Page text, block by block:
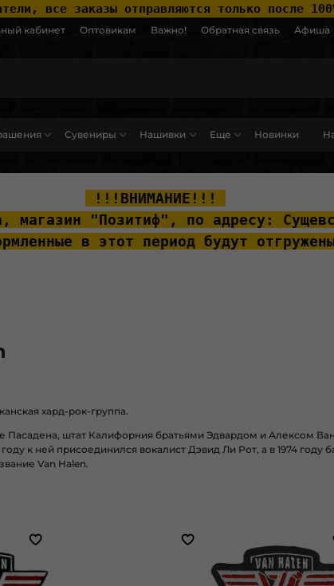
все заказы отправляются только после
кабинет Оптовикам Важно! Обратная связь Афиша
Сувениры Нашивки Еще Новинки
!!!ВНИМАНИЕ!!!
магазин "Позитиф", по адресу:
в этот период будут
хард-рок-группа.
Пасадена, штат Калифорния братьями Эдвардом и Алексом
году к ней присоединился вокалист Дэвид Ли Рот, а в 1974 году
Van Halen.